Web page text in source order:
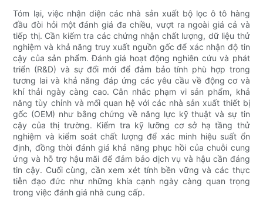
Tóm lại, việc nhận diện các nhà sản xuất bộ lọc ô tô hàng
đầu đòi hỏi một đánh giá đa chiều, vượt ra ngoài giá cả và
tiếp thị. Cần kiểm tra các chứng nhận chất lượng, dữ liệu thử
nghiệm và khả năng truy xuất nguồn gốc để xác nhận độ tin
cậy của sản phẩm. Đánh giá hoạt động nghiên cứu và phát
triển (R&D) và sự đổi mới để đảm bảo tính phù hợp trong
tương lai và khả năng đáp ứng các yêu cầu về động cơ và
khí thải ngày càng cao. Cân nhắc phạm vi sản phẩm, khả
năng tùy chỉnh và mối quan hệ với các nhà sản xuất thiết bị
gốc (OEM) như bằng chứng về năng lực kỹ thuật và sự tin
cậy của thị trường. Kiểm tra kỹ lưỡng cơ sở hạ tầng thử
nghiệm và kiểm soát chất lượng để xác minh hiệu suất ổn
định, đồng thời đánh giá khả năng phục hồi của chuỗi cung
ứng và hỗ trợ hậu mãi để đảm bảo dịch vụ và hậu cần đáng
tin cậy. Cuối cùng, cần xem xét tính bền vững và các thực
tiễn đạo đức như những khía cạnh ngày càng quan trọng
trong việc đánh giá nhà cung cấp.